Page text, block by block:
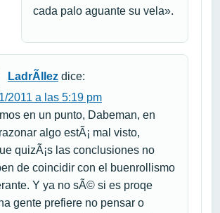
cada palo aguante su vela».
LadrÃ­llez dice:
2011 a las 5:19 pm
en un punto, Dabeman, en
algo estÃ¡ mal visto,
quizÃ¡s las conclusiones no
de coincidir con el buenrollismo
Y ya no sÃ© si es proqe
gente prefiere no pensar o